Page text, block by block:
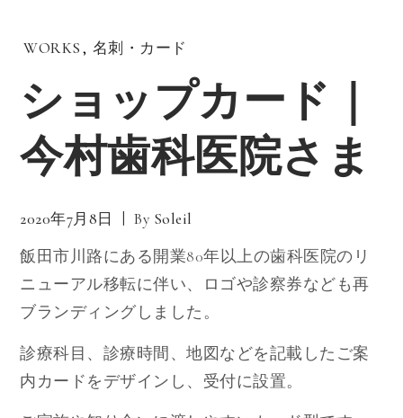
WORKS, 名刺・カード
ショップカード｜
今村歯科医院さま
2020年7月8日 By Soleil
飯田市川路にある開業80年以上の歯科医院のリ
ニューアル移転に伴い、ロゴや診察券なども再
ブランディングしました。
診療科目、診療時間、地図などを記載したご案
内カードをデザインし、受付に設置。